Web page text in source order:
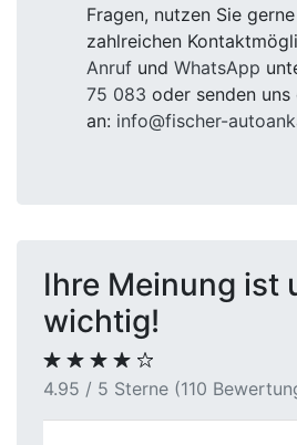
Fragen, nutzen Sie
zahlreichen
Anruf und WhatsApp
75 083 oder senden uns
an: info@fischer-
Ihre Meinung ist
wichtig!
4.95 / 5 Sterne (110